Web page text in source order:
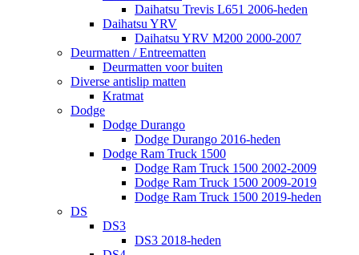
Daihatsu Trevis L651 2006-heden
Daihatsu YRV
Daihatsu YRV M200 2000-2007
Deurmatten / Entreematten
Deurmatten voor buiten
Diverse antislip matten
Kratmat
Dodge
Dodge Durango
Dodge Durango 2016-heden
Dodge Ram Truck 1500
Dodge Ram Truck 1500 2002-2009
Dodge Ram Truck 1500 2009-2019
Dodge Ram Truck 1500 2019-heden
DS
DS3
DS3 2018-heden